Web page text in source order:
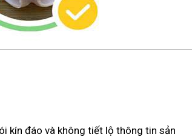
kín đáo và không tiết lộ thông tin sản